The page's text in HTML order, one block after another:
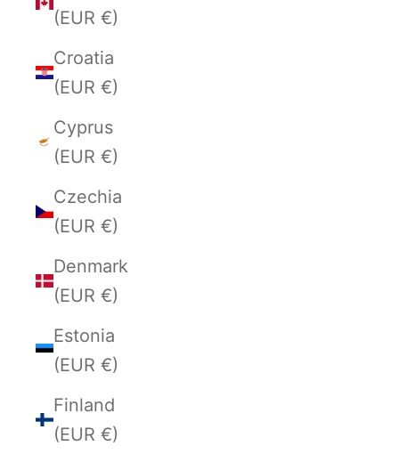
(EUR €)
Croatia
(EUR €)
Cyprus
(EUR €)
Czechia
(EUR €)
Denmark
(EUR €)
Estonia
(EUR €)
Finland
(EUR €)